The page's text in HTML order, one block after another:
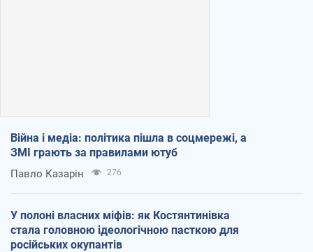
Війна і медіа: політика пішла в соцмережі, а
ЗМІ грають за правилами ютуб
Павло Казарін 276
У полоні власних міфів: як Костянтинівка
стала головною ідеологічною пасткою для
російських окупантів